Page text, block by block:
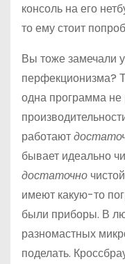
консоль на его
то ему стоит
Вы тоже замечали
перфекционизма?
одна программа не
работают
бывает идеально
достаточно
имеют какую-то
были приборы. В
разномастных
поделать.